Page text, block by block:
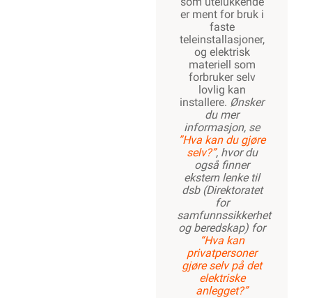
er ment for bruk i
faste
teleinstallasjoner,
og elektrisk
materiell som
forbruker selv
lovlig kan
installere. Ønsker
du mer
informasjon, se
”Hva kan du gjøre
selv?”, hvor du
også finner
ekstern lenke til
dsb (Direktoratet
for
samfunnssikkerhet
og beredskap) for
“Hva kan
privatpersoner
gjøre selv på det
elektriske
anlegget?”